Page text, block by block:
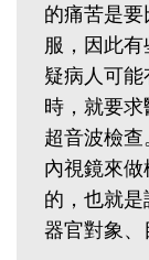
的痛苦是
服，因此
疑病人可
時，就要
超音波檢
內視鏡來
的，也就
器官對象、